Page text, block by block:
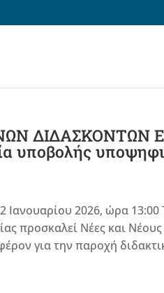
ΔΙΔΑΣΚΟΝΤΩΝ
υποβολής
2026, ώρα 13:00
προσκαλεί Νέες και
για την παροχή